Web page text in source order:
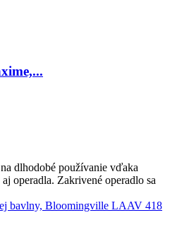
dlhodobé používanie vďaka
operadla. Zakrivené operadlo sa